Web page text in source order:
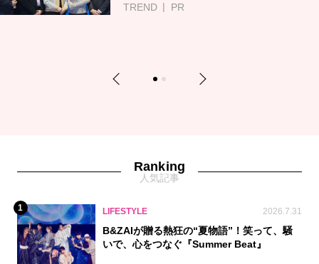
TREND
PR
Previous 1 2 Next
Ranking
人気記事
1 LIFESTYLE 2026.7.31
B&ZAIが贈る熱狂の“夏物語”！笑って、騒
いで、心をつなぐ『Summer Beat』